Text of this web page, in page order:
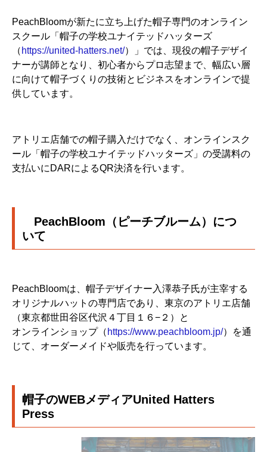
PeachBloomが新たに立ち上げた帽子専門のオンライン
スクール「帽子の学校ユナイテッドハッターズ
（ https://united-hatters.net/）」では、現役の帽子デザイ
ナーが講師となり、初心者からプロ志望まで、幅広い層
に向けて帽子づくりの技術とビジネスをオンラインで提
供しています。
アトリエ店舗での帽子購入だけでなく、オンラインスク
ール「帽子の学校ユナイテッドハッターズ」の受講料の
支払いにDARによるQR決済を行います。
PeachBloom（ピーチブルーム）につ
いて
PeachBloomは、帽子デザイナー入澤恭子氏が主宰する
オリジナルハットの専門店であり、東京のアトリエ店舗
（東京都世田谷区代沢４丁目１６−２）と
オンラインショップ（ https://www.peachbloom.jp/）を通
じて、オーダーメイドや販売を行っています。
帽子のWEBメディアUnited Hatters
Press